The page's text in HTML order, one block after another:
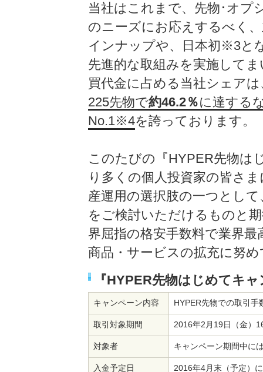
当社はこれまで、先物･オプ
のニーズにお応えするべく
インナップや、日本初※3と
先進的な取組みを実施して
買代金に占める当社シェアは
225先物で約46.2％に達する
No.1※4を誇っております。
このたびの『HYPER先物は
り多くの個人投資家の皆さ
産運用の選択肢の一つとし
をご検討いただけるものと
界屈指の格安手数料で業界
商品・サービスの拡充に努
『HYPER先物はじめてキ
キャンペーン内容 HYPER先物での取引
取引対象期間 2016年2月19日（金）
対象者 キャンペーン期間中に
入金予定日 2016年4月末（予定）